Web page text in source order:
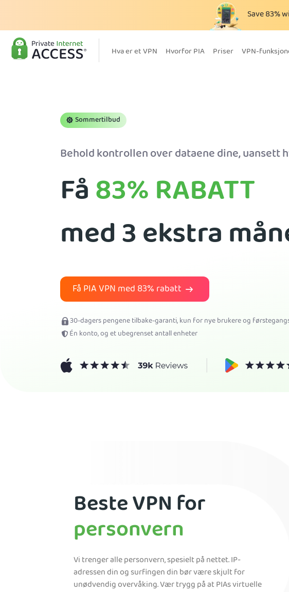
Save83%
Hva er et VPN Hvorfor PIA Priser VPN-
Sommertilbud
Behold kontrollen over dataene dine, uansett
Få83%RABATT
med 3 ekstra
Få PIA VPN med83%rabatt
30-dagers pengene tilbake-garanti, kun for nye brukere og
Én konto, og et ubegrenset antall enheter
Beste VPN for
personvern
Vi trenger alle personvern, spesielt på nettet. IP-
adressen din og surfingen din bør være skjult for
unødvendig overvåking. Vær trygg på at PIAs virtuelle